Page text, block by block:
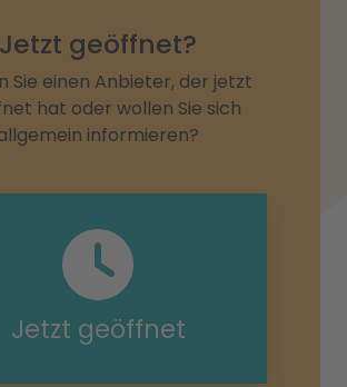
Jetzt geöffnet?
Sie einen Anbieter, der jetzt
hat oder wollen Sie sich
informieren?
Jetzt geöffnet